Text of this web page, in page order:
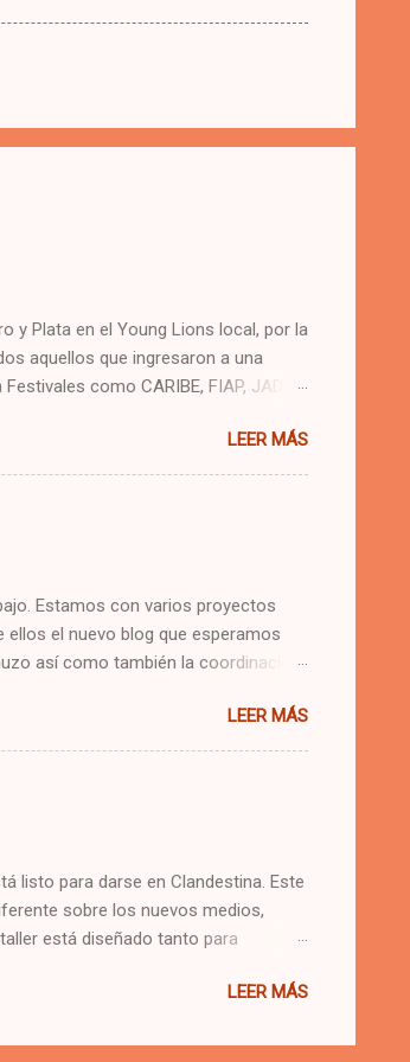
y Plata en el Young Lions local, por la
aquellos que ingresaron a una
como CARIBE, FIAP, JADE,
en clases con los "nuevos"
SPONSORS
TV, ADAM&EVE, EL CHIVO
Facebook para compartir lo que aquí
LEER MÁS
Estamos con varios proyectos
el nuevo blog que esperamos
así como también la coordinación
Board (staff de expertos) y
Horario: martes 5 00pm a 7
7 00pm a 9 00pm Inicio:
jueves 18 de marzo Como
LEER MÁS
listo para darse en Clandestina. Este
sobre los nuevos medios,
está diseñado tanto para
de arriba. Como primer “approach”
Inicio del Taller: Jueves 21
LEER MÁS